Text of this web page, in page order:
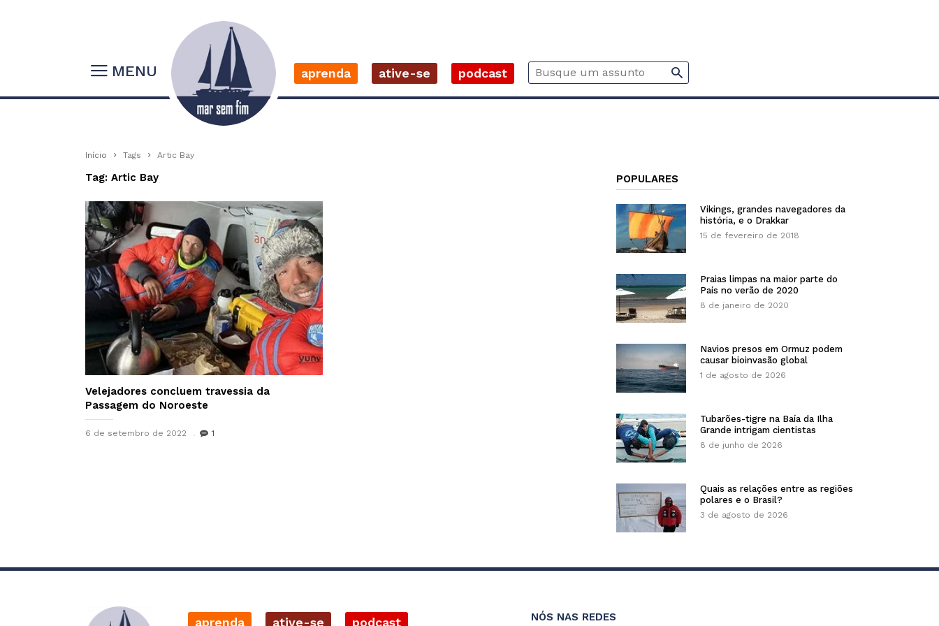
MENU aprenda ative-se podcast
Início Tags Artic Bay
Tag: Artic Bay
Velejadores concluem travessia da
Passagem do Noroeste
6 de setembro de 2022 1
POPULARES
Vikings, grandes navegadores da
história, e o Drakkar
15 de fevereiro de 2018
Praias limpas na maior parte do
País no verão de 2020
8 de janeiro de 2020
Navios presos em Ormuz podem
causar bioinvasão global
1 de agosto de 2026
Tubarões-tigre na Baía da Ilha
Grande intrigam cientistas
8 de junho de 2026
Quais as relações entre as regiões
polares e o Brasil?
3 de agosto de 2026
aprenda ative-se podcast NÓS NAS REDES